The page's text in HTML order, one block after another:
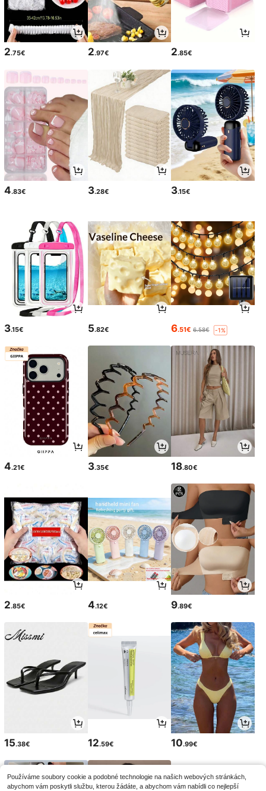
2.75€ 2.97€ 2.85€
4.83€ 3.28€ 3.15€
3.15€ 5.82€ 6.51€ 6.58€ -1%
4.21€ 3.35€ 18.80€
2.85€ 4.12€ 9.89€
15.38€ 12.59€ 10.99€
Používáme soubory cookie a podobné technologie na našich webových stránkách,
abychom vám poskytli službu, kterou žádáte, a abychom vám nabídli co nejlepší